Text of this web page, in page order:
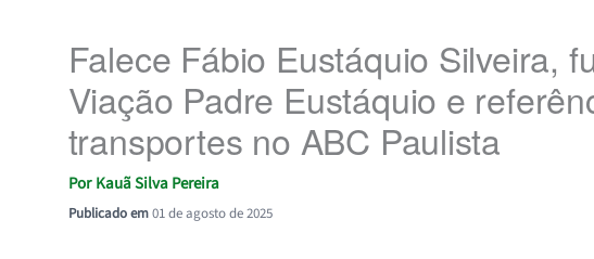
Falece Fábio Eustáquio Silveira,
Viação Padre Eustáquio e
transportes no ABC Paulista
Por Kauã Silva Pereira
Publicado em01 de agosto de 2025